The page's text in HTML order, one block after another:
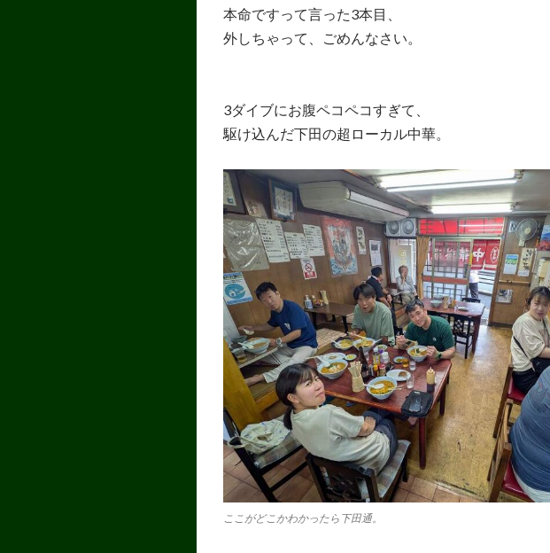
本命ですって言った3本目、
外しちゃって、ごめんなさい。
3ダイブにお腹ペコペコすぎて、
駆け込んだ下田の超ローカル中華。
ここがどこかわかったら下田通。